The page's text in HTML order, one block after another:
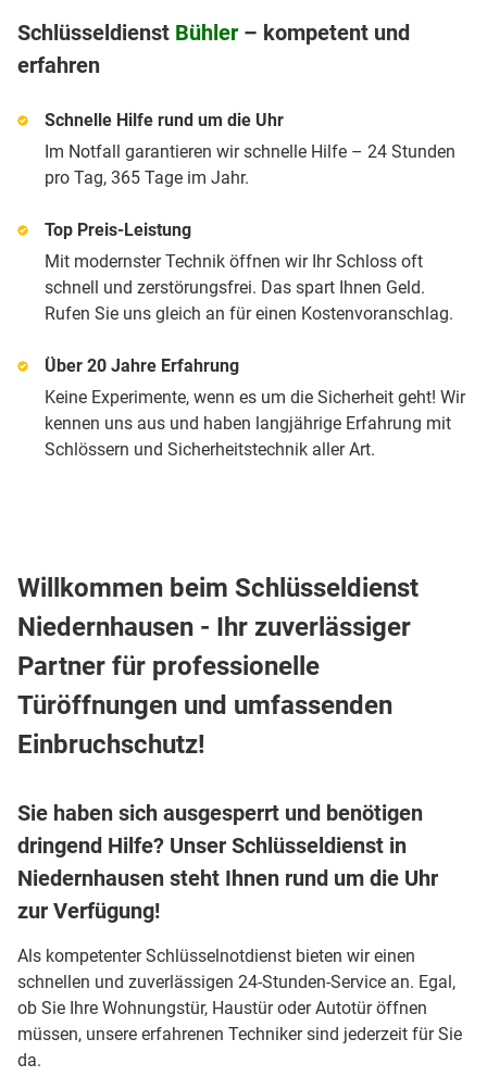
Schlüsseldienst Bühler – kompetent und
erfahren
Schnelle Hilfe rund um die Uhr
Im Notfall garantieren wir schnelle Hilfe – 24 Stunden
pro Tag, 365 Tage im Jahr.
Top Preis-Leistung
Mit modernster Technik öffnen wir Ihr Schloss oft
schnell und zerstörungsfrei. Das spart Ihnen Geld.
Rufen Sie uns gleich an für einen Kostenvoranschlag.
Über 20 Jahre Erfahrung
Keine Experimente, wenn es um die Sicherheit geht! Wir
kennen uns aus und haben langjährige Erfahrung mit
Schlössern und Sicherheitstechnik aller Art.
Willkommen beim Schlüsseldienst
Niedernhausen - Ihr zuverlässiger
Partner für professionelle
Türöffnungen und umfassenden
Einbruchschutz!
Sie haben sich ausgesperrt und benötigen
dringend Hilfe? Unser Schlüsseldienst in
Niedernhausen steht Ihnen rund um die Uhr
zur Verfügung!
Als kompetenter Schlüsselnotdienst bieten wir einen
schnellen und zuverlässigen 24-Stunden-Service an. Egal,
ob Sie Ihre Wohnungstür, Haustür oder Autotür öffnen
müssen, unsere erfahrenen Techniker sind jederzeit für Sie
da.